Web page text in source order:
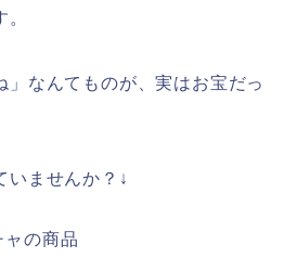
」なんてものが、実はお宝だっ
いませんか？↓
の商品